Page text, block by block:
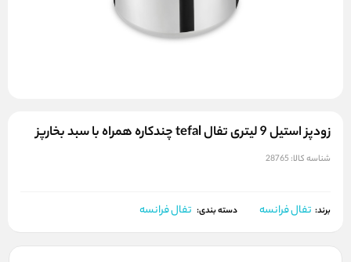
زودپز استیل 9 لیتری تفال tefal چندکاره همراه با سبد بخارپز
شناسه کالا: 28765
برند: تفال فرانسه دسته بندی: تفال فرانسه